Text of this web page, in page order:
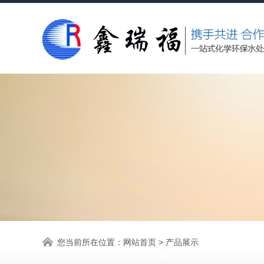
您当前所在位置： 网站首页 > 产品展示